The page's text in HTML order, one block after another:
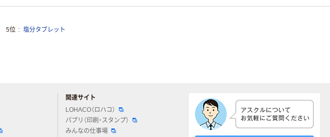
5位 塩分タブレット
関連サイト
LOHACO（ロハコ）
パプリ（印刷・スタンプ）
みんなの仕事場